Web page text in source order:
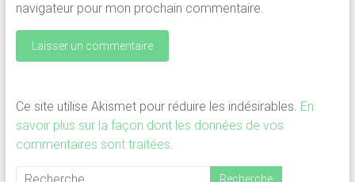
navigateur pour mon prochain commentaire.
Ce site utilise Akismet pour réduire les indésirables. En
savoir plus sur la façon dont les données de vos
commentaires sont traitées.